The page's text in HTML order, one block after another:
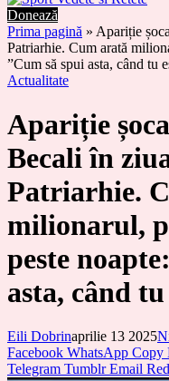
Donează
Prima pagină » Apariție
Patriarhie. Cum arată
”Cum să spui asta, când tu
Actualitate
Apariție
Becali în
Patriarhie.
milionarul,
peste
asta, când
Eili Dobrinaprilie 13 2025
Facebook WhatsApp Copy
Telegram Tumblr Email